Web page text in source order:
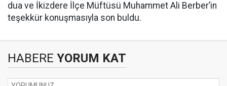
dua ve İkizdere İlçe Müftüsü Muhammet Ali Berber’in
teşekkür konuşmasıyla son buldu.
HABERE YORUM KAT